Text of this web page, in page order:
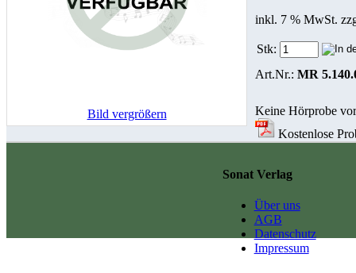
Bild vergrößern
inkl. 7 % MwSt.
Stk:
Art.Nr.: MR
Keine Hörprobe
Kostenlose
Sonat Verlag
Über uns
AGB
Datenschutz
Impressum